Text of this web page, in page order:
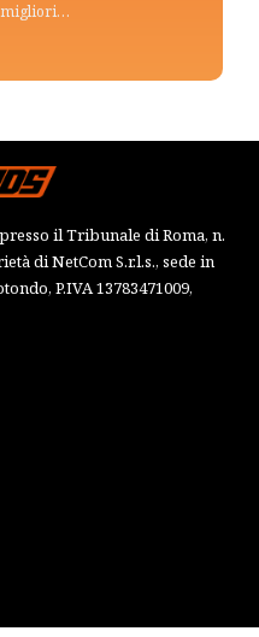
migliori…
il Tribunale di Roma, n.
di NetCom S.r.l.s., sede in
P.IVA 13783471009,